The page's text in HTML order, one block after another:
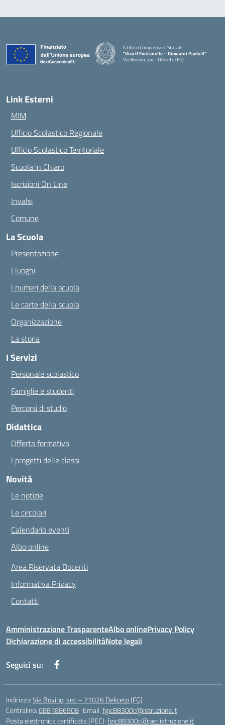
Istituto Comprensivo Statale
"Vico II Fontanelle – Giovanni Paolo II"
Via Bovino, snc - Deliceto (FG)
Link Esterni
MIM
Ufficio Scolastico Regionale
Ufficio Scolastico Territoriale
Scuola in Chiaro
Iscrizioni On Line
Invalsi
Comune
La Scuola
Presentazione
I luoghi
I numeri della scuola
Le carte della scuola
Organizzazione
La storia
I Servizi
Personale scolastico
Famiglie e studenti
Percorsi di studio
Didattica
Offerta formativa
I progetti delle classi
Novità
Le notizie
Le circolari
Calendario eventi
Albo online
Area Riservata Docenti
Informativa Privacy
Contatti
Amministrazione TrasparenteAlbo onlinePrivacy Policy
Dichiarazione di accessibilitàNote legali
Seguici su:
Indirizzo:Via Bovino, snc – 71026 Deliceto (FG)
Centralino:0881886908 Email:fgic88300c@istruzione.it
Posta elettronica certificata (PEC):fgic88300c@pec.istruzione.it